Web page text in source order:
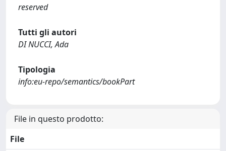
reserved
Tutti gli autori
DI NUCCI, Ada
Tipologia
info:eu-repo/semantics/bookPart
File in questo prodotto:
File